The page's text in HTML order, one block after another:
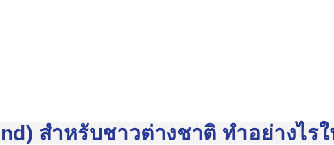
สำหรับชาวต่างชาติ ทำอย่างไร